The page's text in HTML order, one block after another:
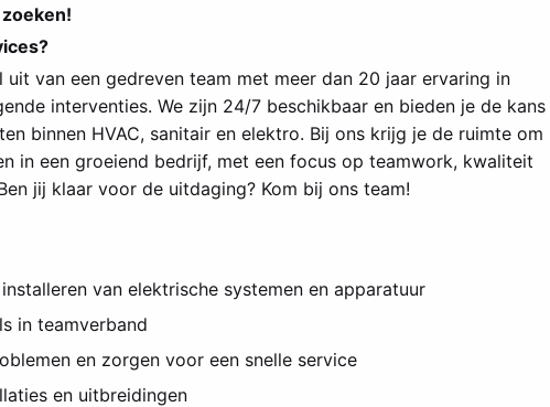
uit van een gedreven team met meer dan 20 jaar ervaring in
interventies. We zijn 24/7 beschikbaar en bieden je de kans
binnen HVAC, sanitair en elektro. Bij ons krijg je de ruimte om
in een groeiend bedrijf, met een focus op teamwork, kwaliteit
jij klaar voor de uitdaging? Kom bij ons team!
van elektrische systemen en apparatuur
in teamverband
en zorgen voor een snelle service
en uitbreidingen